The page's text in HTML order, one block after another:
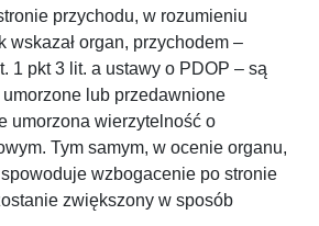
przychodu, w rozumieniu
wskazał organ, przychodem –
1 pkt 3 lit. a ustawy o PDOP – są
lub przedawnione
umorzona wierzytelność o
Tym samym, w ocenie organu,
wzbogacenie po stronie
zwiększony w sposób